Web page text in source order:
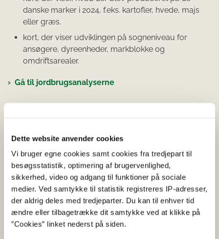
Dette website anvender cookies
Vi bruger egne cookies samt cookies fra tredjepart til
besøgsstatistik, optimering af brugervenlighed,
sikkerhed, video og adgang til funktioner på sociale
medier. Ved samtykke til statistik registreres IP-adresser,
der aldrig deles med tredjeparter. Du kan til enhver tid
ændre eller tilbagetrække dit samtykke ved at klikke på
”Cookies” linket nederst på siden.
danske marker i 2024, f.eks. kartofler, hvede, majs
eller græs.
kort, der viser udviklingen på sogneniveau for
ansøgere, dyreenheder, markblokke og
omdriftsarealer.
Gå til jordbrugsanalyserne
Download data
Du kan finde alle kort på hjemmesiden eller downloade
dem med tilhørende attributter.
Gå til jordbrugsanalyserne
Abonnér